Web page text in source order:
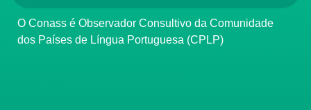
O Conass é Observador Consultivo da Comunidade
dos Países de Língua Portuguesa (CPLP)